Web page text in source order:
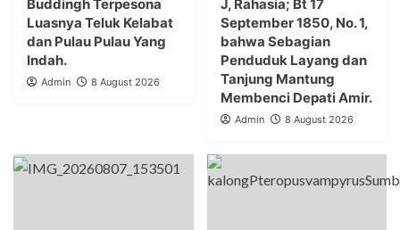
Buddingh Terpesona
Luasnya Teluk Kelabat
dan Pulau Pulau Yang
Indah.
Admin 8 August 2026
J, Rahasia; Bt 17
September 1850, No. 1,
bahwa Sebagian
Penduduk Layang dan
Tanjung Mantung
Membenci Depati Amir.
Admin 8 August 2026